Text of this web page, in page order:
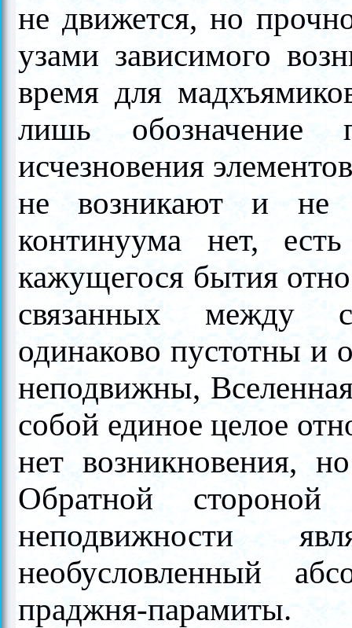
не движется, но
узами зависимого
время для
лишь обозначение
исчезновения
не возникают и не
континуума нет,
кажущегося бытия
связанных между
одинаково пустотны и
неподвижны,
собой единое целое
нет возникновения,
Обратной
неподвижности
необусловленный
праджня-парамиты.